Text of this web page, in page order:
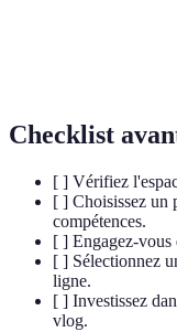
Checklist
[ ] Vérifiez
[ ] Choisissez un
compétences.
[ ] Engagez-vous
[ ] Sélectionnez
ligne.
[ ] Investissez
vlog.